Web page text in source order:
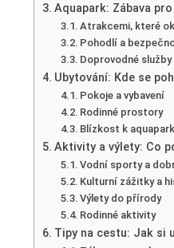
Aquapark: Zábava
Atrakcemi, které
Pohodlí a
Doprovodné
Ubytování: Kde se
Pokoje a vybavení
Rodinné prostory
Blízkost k
Aktivity a výlety: Co
Vodní sporty a
Kulturní zážitky a
Výlety do přírody
Rodinné aktivity
Tipy na cestu: Jak si